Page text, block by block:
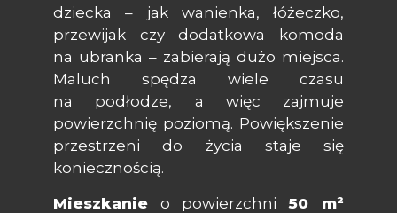
dziecka – jak wanienka, łóżeczko,
przewijak czy dodatkowa komoda
na ubranka – zabierają dużo miejsca.
Maluch spędza wiele czasu
na podłodze, a więc zajmuje
powierzchnię poziomą. Powiększenie
przestrzeni do życia staje się
koniecznością.
Mieszkanie o powierzchni50 m²